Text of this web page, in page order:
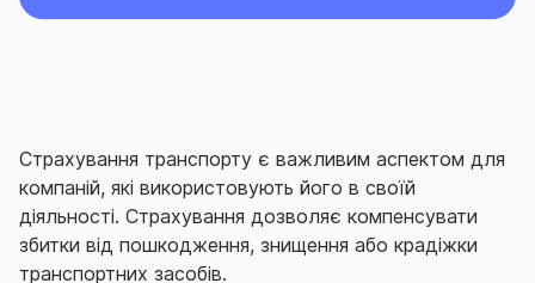
Страхування транспорту є важливим аспектом для
компаній, які використовують його в своїй
діяльності. Страхування дозволяє компенсувати
збитки від пошкодження, знищення або крадіжки
транспортних засобів.